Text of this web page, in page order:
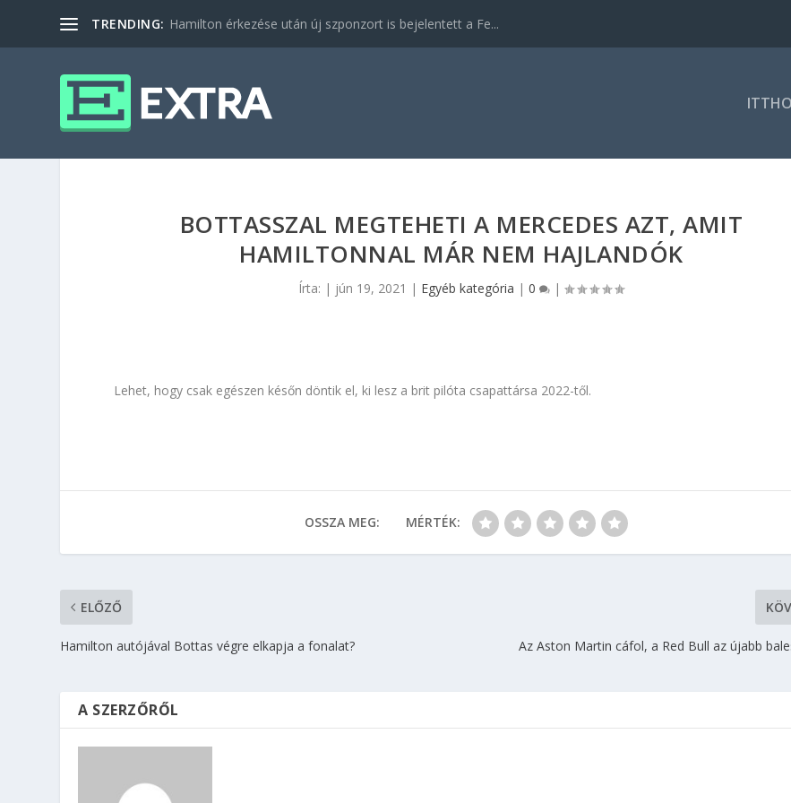
TRENDING: Hamilton érkezése után új szponzort is bejelentett a Fe...
BOTTASSZAL MEGTEHETI A MERCEDES AZT, AMIT
HAMILTONNAL MÁR NEM HAJLANDÓK
Írta: | jún 19, 2021 | Egyéb kategória |0 |
Lehet, hogy csak egészen későn döntik el, ki lesz a brit pilóta csapattársa 2022-től.
OSSZA MEG: MÉRTÉK:
ELŐZŐ
Hamilton autójával Bottas végre elkapja a fonalat?
Az Aston Martin cáfol, a Red Bull az újabb
A SZERZŐRŐL